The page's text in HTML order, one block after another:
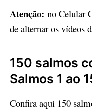
Atenção: no Celular
de alternar os vídeos
150 salmos
Salmos 1 ao
Confira aqui 150